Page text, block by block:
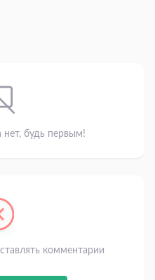
нет, будь первым!
комментарии